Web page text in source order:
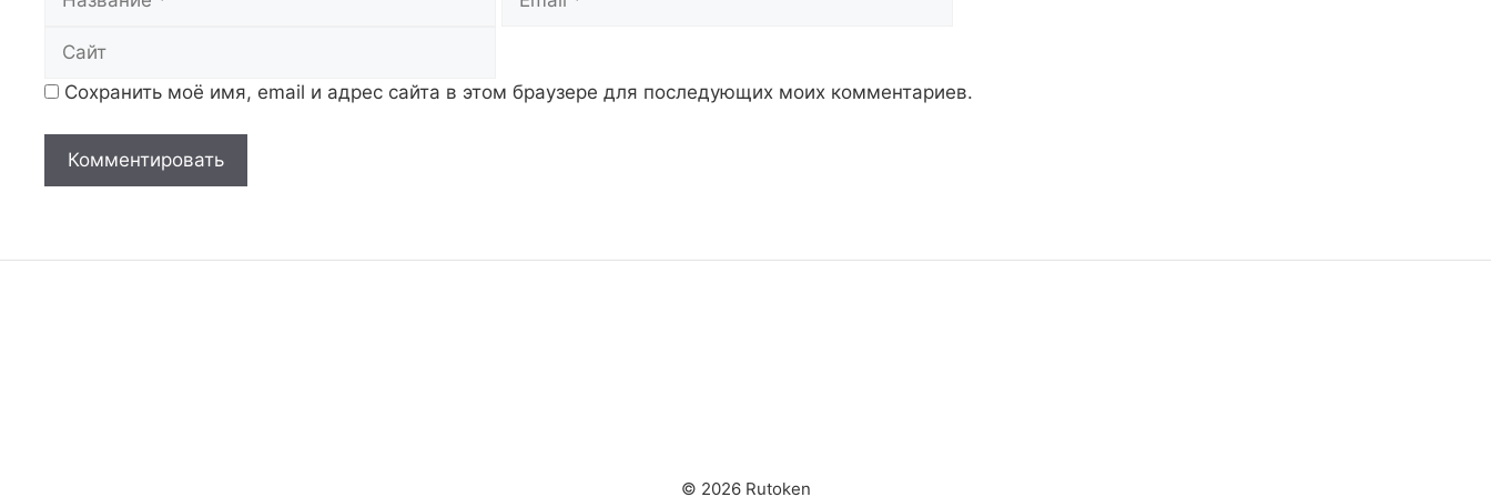
Сохранить моё имя, email и адрес сайта в этом браузере для последующих моих комментариев.
© 2026 Rutoken